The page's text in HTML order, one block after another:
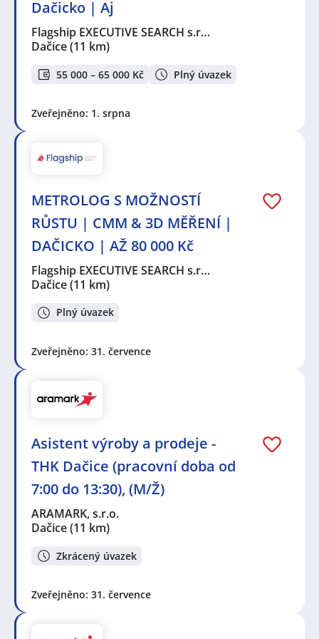
Dačicko | Aj
Flagship EXECUTIVE SEARCH s.r…
Dačice(11 km)
55 000 – 65 000 Kč Plný úvazek
Zveřejněno: 1. srpna
METROLOG S MOŽNOSTÍ
RŮSTU | CMM & 3D MĚŘENÍ |
DAČICKO | AŽ 80 000 Kč
Flagship EXECUTIVE SEARCH s.r…
Dačice(11 km)
Plný úvazek
Zveřejněno: 31. července
Asistent výroby a prodeje -
THK Dačice (pracovní doba od
7:00 do 13:30), (M/Ž)
ARAMARK, s.r.o.
Dačice(11 km)
Zkrácený úvazek
Zveřejněno: 31. července